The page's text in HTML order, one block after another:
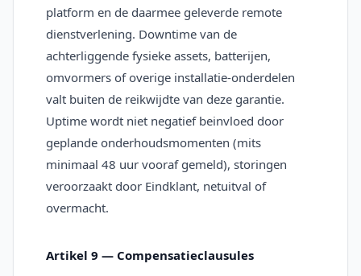
platform en de daarmee geleverde remote
dienstverlening. Downtime van de
achterliggende fysieke assets, batterijen,
omvormers of overige installatie-onderdelen
valt buiten de reikwijdte van deze garantie.
Uptime wordt niet negatief beinvloed door
geplande onderhoudsmomenten (mits
minimaal 48 uur vooraf gemeld), storingen
veroorzaakt door Eindklant, netuitval of
overmacht.
Artikel 9 — Compensatieclausules